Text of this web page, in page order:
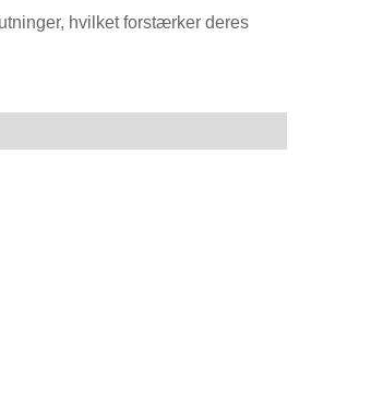
hvilket forstærker deres